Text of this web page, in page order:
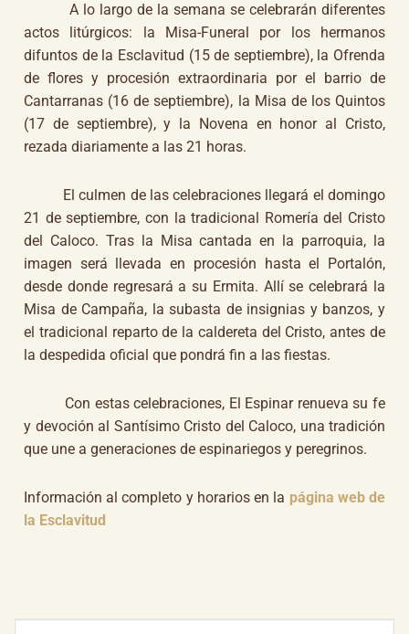
A lo largo de la semana se celebrarán diferentes
actos litúrgicos: la Misa-Funeral por los hermanos
difuntos de la Esclavitud (15 de septiembre), la Ofrenda
de flores y procesión extraordinaria por el barrio de
Cantarranas (16 de septiembre), la Misa de los Quintos
(17 de septiembre), y la Novena en honor al Cristo,
rezada diariamente a las 21 horas.
El culmen de las celebraciones llegará el domingo
21 de septiembre, con la tradicional Romería del Cristo
del Caloco. Tras la Misa cantada en la parroquia, la
imagen será llevada en procesión hasta el Portalón,
desde donde regresará a su Ermita. Allí se celebrará la
Misa de Campaña, la subasta de insignias y banzos, y
el tradicional reparto de la caldereta del Cristo, antes de
la despedida oficial que pondrá fin a las fiestas.
Con estas celebraciones, El Espinar renueva su fe
y devoción al Santísimo Cristo del Caloco, una tradición
que une a generaciones de espinariegos y peregrinos.
Información al completo y horarios en la página web de
la Esclavitud